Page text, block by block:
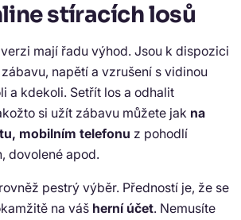
stíracích losů
mají řadu výhod. Jsou k dispozici
napětí a vzrušení s vidinou
a kdekoli. Setřít los a odhalit
si užít zábavu můžete jak na
mobilním telefonu z pohodlí
dovolené apod.
pestrý výběr. Předností je, že se
na váš herní účet. Nemusíte